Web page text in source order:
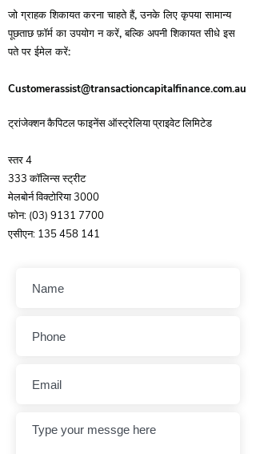
जो ग्राहक शिकायत करना चाहते हैं, उनके लिए कृपया सामान्य
पूछताछ फ़ॉर्म का उपयोग न करें, बल्कि अपनी शिकायत सीधे इस
पते पर ईमेल करें:
Customerassist@transactioncapitalfinance.com.au
ट्रांजेक्शन कैपिटल फाइनेंस ऑस्ट्रेलिया प्राइवेट लिमिटेड
स्तर 4
333 कॉलिन्स स्ट्रीट
मेलबोर्न विक्टोरिया 3000
फोन: (03) 9131 7700
एसीएन: 135 458 141